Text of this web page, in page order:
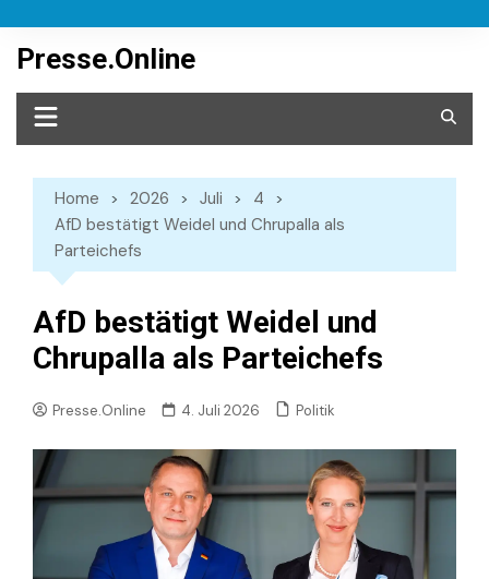
content
Presse.Online
Home 2026 Juli
4
AfD bestätigt Weidel und Chrupalla als
Parteichefs
AfD bestätigt Weidel und
Chrupalla als Parteichefs
Presse.Online 4. Juli 2026 Politik